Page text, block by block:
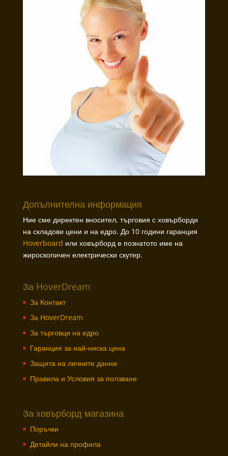
Допълнителна информация
Ние сме директен вносител, търговия с ховърборди
на складови цени и на едро. До 10 години гаранция
Hoverboard или ховърборд е познатото име на
жироскопичен електрически скутер.
За HoverDream
За Контакт
За HoverDream
За търговци на едро
Гаранция за най-ниска цена
Защита на личните данни
Правила и Условия за ползване
За ховърборд магазина
Поръчки
Детайли на профила